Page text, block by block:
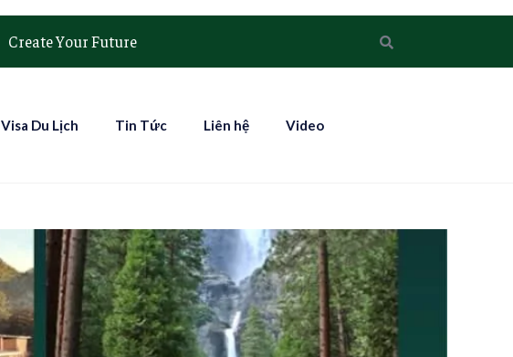
Create Your Future
Visa Du Lịch Tin Tức Liên hệ Video